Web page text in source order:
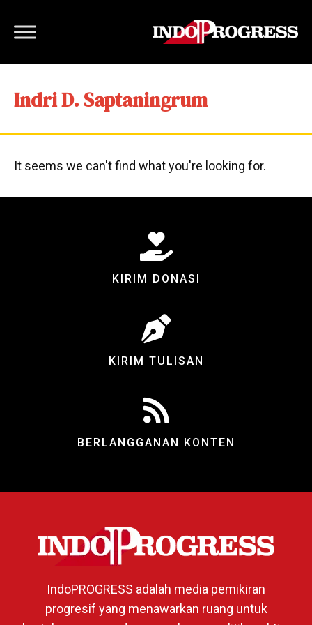
Indri D. Saptaningrum
It seems we can't find what you're looking for.
KIRIM DONASI
KIRIM TULISAN
BERLANGGANAN KONTEN
IndoPROGRESS adalah media pemikiran
progresif yang menawarkan ruang untuk